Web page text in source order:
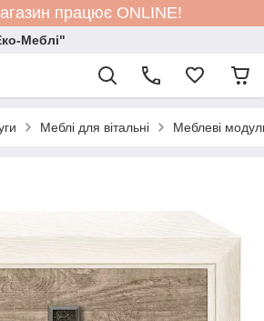
працює ONLINE!
Меблі"
Меблі для вітальні Меблеві